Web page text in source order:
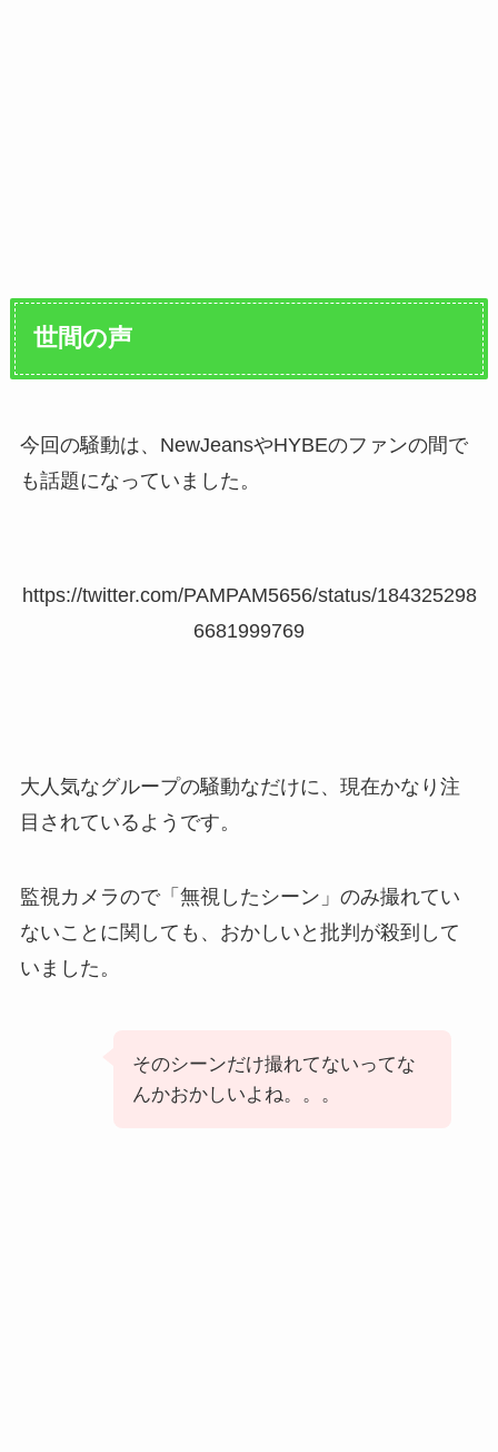
世間の声
今回の騒動は、NewJeansやHYBEのファンの間で
も話題になっていました。
https://twitter.com/PAMPAM5656/status/184325298
6681999769
大人気なグループの騒動なだけに、現在かなり注
目されているようです。
監視カメラので「無視したシーン」のみ撮れてい
ないことに関しても、おかしいと批判が殺到して
いました。
そのシーンだけ撮れてないってな
んかおかしいよね。。。